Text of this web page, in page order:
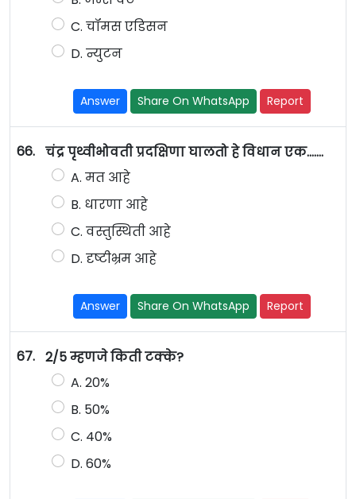
C. चॉमस एडिसन
D. न्युटन
Answer Share On WhatsApp Report
66. चंद्र पृथ्वीभोवती प्रदक्षिणा घालतो हे विधान एक.......
A. मत आहे
B. धारणा आहे
C. वस्तुस्थिती आहे
D. दृष्टीभ्रम आहे
Answer Share On WhatsApp Report
67. 2/5 म्हणजे किती टक्के?
A. 20%
B. 50%
C. 40%
D. 60%